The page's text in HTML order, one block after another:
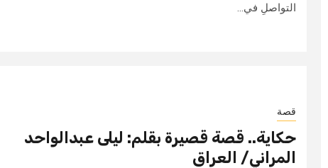
التواصلِ في...
قصة
حكاية.. قصة قصيرة بقلم: ليلى عبدالواحد
المراني/ العراق